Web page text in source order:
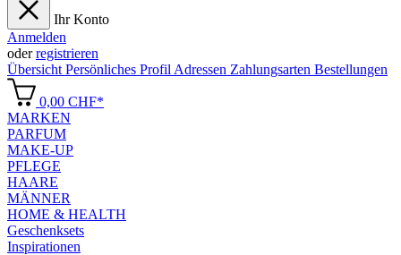
Ihr Konto
Anmelden
oderregistrieren
Übersicht Persönliches Profil Adressen Zahlungsarten Bestellungen
0,00 CHF*
MARKEN
PARFUM
MAKE-UP
PFLEGE
HAARE
MÄNNER
HOME & HEALTH
Geschenksets
Inspirationen